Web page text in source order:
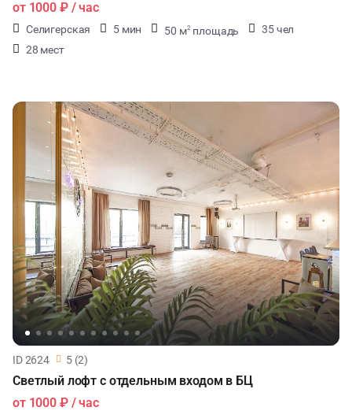
от 1000 ₽/ час
Селигерская 5 мин 50 м2 площадь
35 чел
28 мест
ID 2624 5 (2)
Светлый лофт с отдельным входом в БЦ
от 1000 ₽/ час